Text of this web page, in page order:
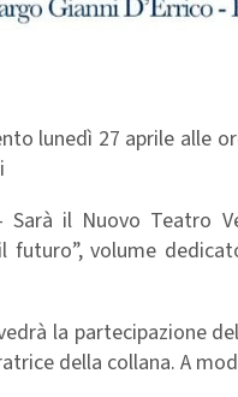
lunedì 27 aprile alle
Sarà il Nuovo Teatro
futuro”, volume
la partecipazione
della collana. A